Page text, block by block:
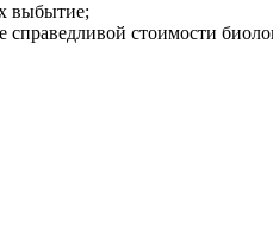
выбытие;
стоимости